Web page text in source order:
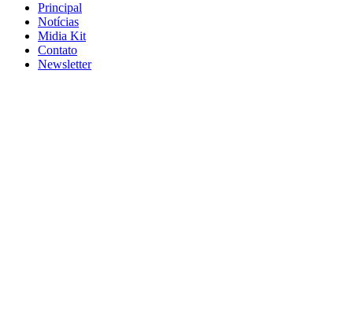
Principal
Notícias
Midia Kit
Contato
Newsletter